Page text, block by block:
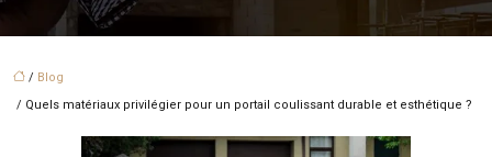
/ Blog
/ Quels matériaux privilégier pour un portail coulissant durable et esthétique ?